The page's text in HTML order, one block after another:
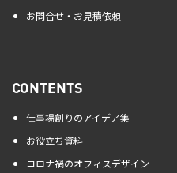
お問合せ・お見積依頼
CONTENTS
仕事場創りのアイデア集
お役立ち資料
コロナ禍のオフィスデザイン